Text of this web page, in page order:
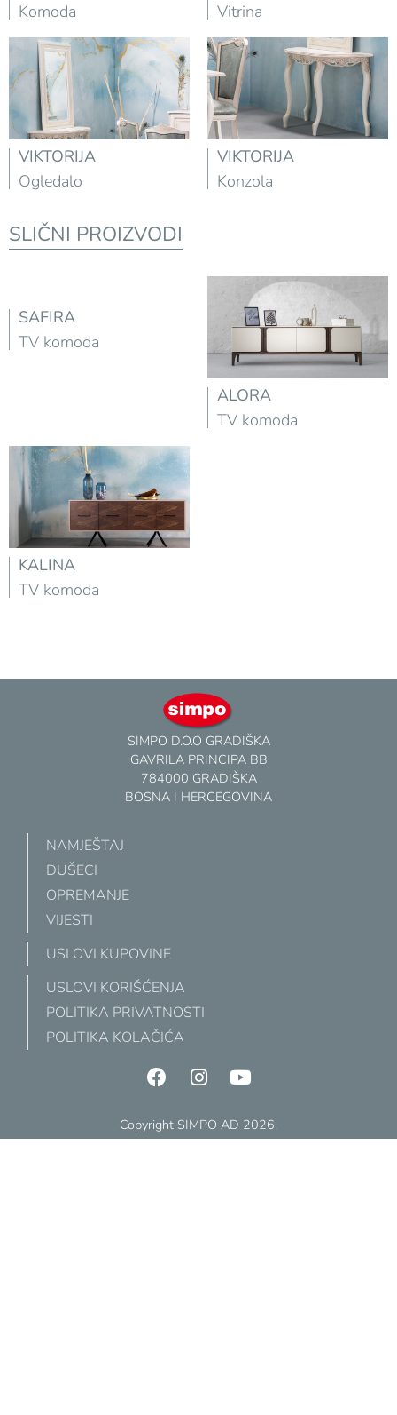
Komoda
Vitrina
VIKTORIJA
Ogledalo
VIKTORIJA
Konzola
SLIČNI PROIZVODI
SAFIRA
TV komoda
ALORA
TV komoda
KALINA
TV komoda
SIMPO D.O.O GRADIŠKA
GAVRILA PRINCIPA BB
784000 GRADIŠKA
BOSNA I HERCEGOVINA
NAMJEŠTAJ
DUŠECI
OPREMANJE
VIJESTI
USLOVI KUPOVINE
USLOVI KORIŠĆENJA
POLITIKA PRIVATNOSTI
POLITIKA KOLAČIĆA
Copyright SIMPO AD 2026.